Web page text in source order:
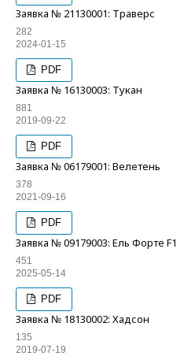
Заявка № 21130001: Траверс
282
2024-01-15
PDF
Заявка № 16130003: Тукан
881
2019-09-22
PDF
Заявка № 06179001: Велетень
378
2021-09-16
PDF
Заявка № 09179003: Ель Форте F1
451
2025-05-14
PDF
Заявка № 18130002: Хадсон
135
2019-07-19